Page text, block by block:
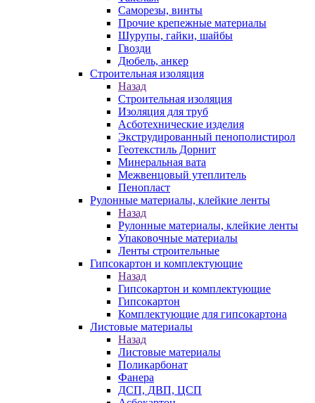
Саморезы, винты
Прочие крепежные материалы
Шурупы, гайки, шайбы
Гвозди
Дюбель, анкер
Строительная изоляция
Назад
Строительная изоляция
Изоляция для труб
Асботехнические изделия
Экструдированный пенополистирол
Геотекстиль Дорнит
Минеральная вата
Межвенцовый утеплитель
Пенопласт
Рулонные материалы, клейкие ленты
Назад
Рулонные материалы, клейкие ленты
Упаковочные материалы
Ленты строительные
Гипсокартон и комплектующие
Назад
Гипсокартон и комплектующие
Гипсокартон
Комплектующие для гипсокартона
Листовые материалы
Назад
Листовые материалы
Поликарбонат
Фанера
ДСП, ДВП, ЦСП